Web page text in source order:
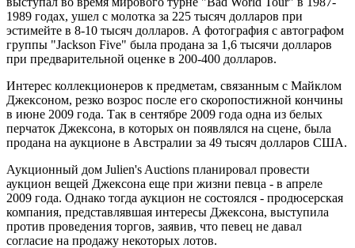
1989 годах, ушел с молотка за 225 тысяч долларов при
эстимейте в 8-10 тысяч долларов. А фотография с автографом
группы "Jackson Five" была продана за 1,6 тысячи долларов
при предварительной оценке в 200-400 долларов.
Интерес коллекционеров к предметам, связанным с Майклом
Джексоном, резко возрос после его скоропостижной кончины
в июне 2009 года. Так в сентябре 2009 года одна из белых
перчаток Джексона, в которых он появлялся на сцене, была
продана на аукционе в Австралии за 49 тысяч долларов США.
Аукционный дом Julien's Auctions планировал провести
аукцион вещей Джексона еще при жизни певца - в апреле
2009 года. Однако тогда аукцион не состоялся - продюсерская
компания, представлявшая интересы Джексона, выступила
против проведения торгов, заявив, что певец не давал
согласие на продажу некоторых лотов.